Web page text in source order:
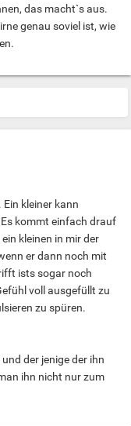
das macht`s aus.
genau soviel ist, wie
kleiner kann
kommt einfach drauf
kleinen in mir der
er dann noch mit
ists sogar noch
voll ausgefüllt zu
zu spüren.
der jenige der ihn
ihn nicht nur zum